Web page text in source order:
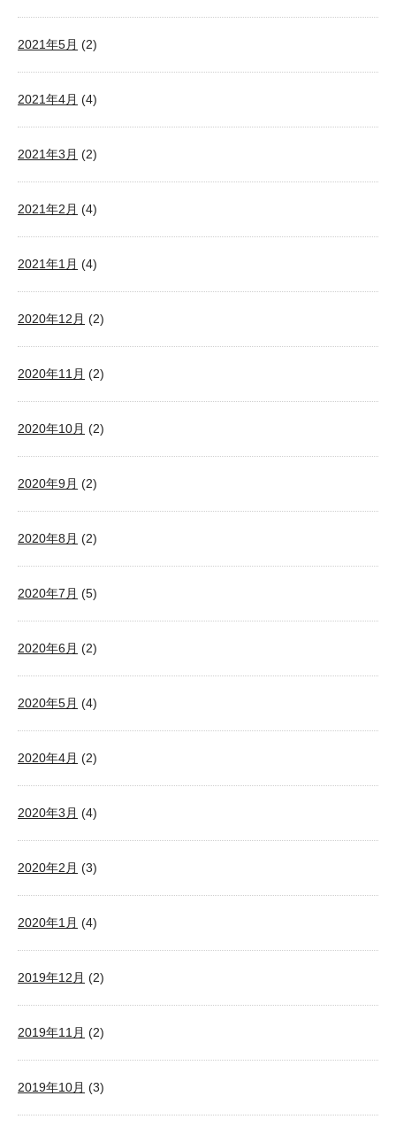
2021年5月 (2)
2021年4月 (4)
2021年3月 (2)
2021年2月 (4)
2021年1月 (4)
2020年12月 (2)
2020年11月 (2)
2020年10月 (2)
2020年9月 (2)
2020年8月 (2)
2020年7月 (5)
2020年6月 (2)
2020年5月 (4)
2020年4月 (2)
2020年3月 (4)
2020年2月 (3)
2020年1月 (4)
2019年12月 (2)
2019年11月 (2)
2019年10月 (3)